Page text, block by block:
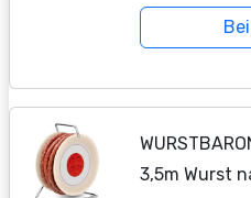
3,5m Wurst